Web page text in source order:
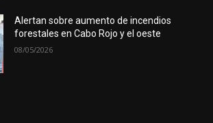
Alertan sobre aumento de incendios
forestales en Cabo Rojo y el oeste
08/05/2026